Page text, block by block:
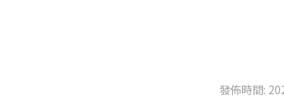
發佈時間: